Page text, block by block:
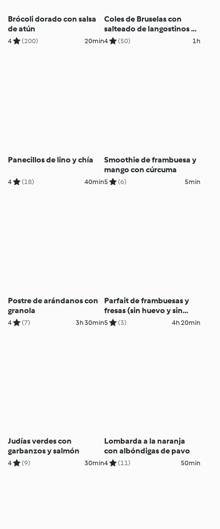
Brócoli dorado con salsa
de atún
4 (200) 20min
Coles de Bruselas con
salteado de langostinos y
verduras
4 (50) 1h
Panecillos de lino y chía
4 (18) 40min
Smoothie de frambuesa y
mango con cúrcuma
5 (6) 5min
Postre de arándanos con
granola
4 (7) 3h 30min
Parfait de frambuesas y
fresas (sin huevo y sin
lácteos)
5 (3) 4h 20min
Judías verdes con
garbanzos y salmón
4 (9) 30min
Lombarda a la naranja
con albóndigas de pavo
4 (11) 50min